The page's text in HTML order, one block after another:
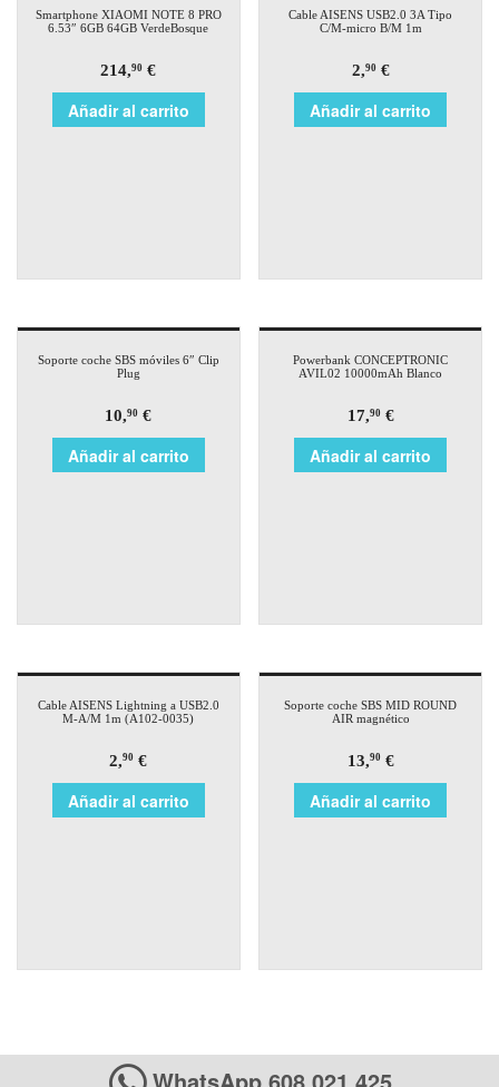
Smartphone XIAOMI NOTE 8 PRO
6.53″ 6GB 64GB VerdeBosque
214,90 €
Añadir al carrito
Cable AISENS USB2.0 3A Tipo
C/M-micro B/M 1m
2,90€
Añadir al carrito
Soporte coche SBS móviles 6″ Clip
Plug
10,90 €
Añadir al carrito
Powerbank CONCEPTRONIC
AVIL02 10000mAh Blanco
17,90€
Añadir al carrito
Cable AISENS Lightning a USB2.0
M-A/M 1m (A102-0035)
2,90 €
Añadir al carrito
Soporte coche SBS MID ROUND
AIR magnético
13,90€
Añadir al carrito